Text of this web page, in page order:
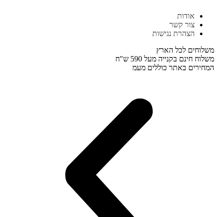
לתוכן
אודות
צור קשר
הצהרת נגישות
משלוחים לכל הארץ
משלוח חינם בקנייה מעל 590 ש"ח
המחירים באתר כוללים מעמ